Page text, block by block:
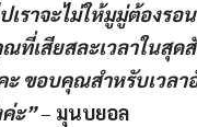
เราจะไม่ให้มูมู่ต้องร
ที่เสียสละเวลาในสุด
ะ ขอบคุณสำหรับเวล
ะ”– มุนบยอล